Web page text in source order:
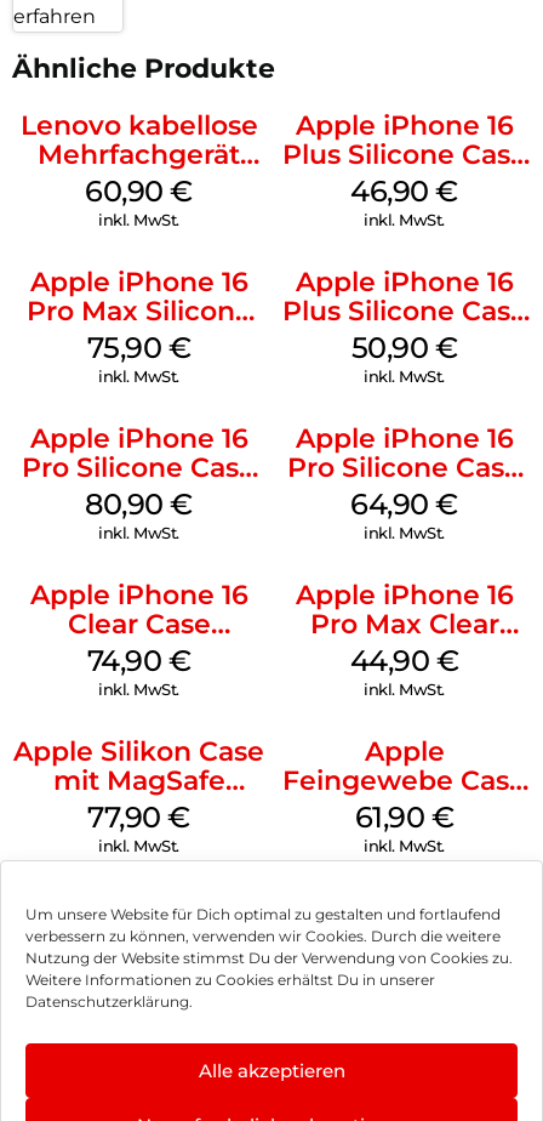
Um unsere Website für Dich optimal zu gestalten und fortlaufend
verbessern zu können, verwenden wir Cookies. Durch die weitere
Nutzung der Website stimmst Du der Verwendung von Cookies zu.
Weitere Informationen zu Cookies erhältst Du in unserer
Datenschutzerklärung.
Alle akzeptieren
erfahren
Ähnliche Produkte
Lenovo kabellose
Mehrfachgerät
Luna Grey
60,90€
inkl. MwSt.
Apple iPhone 16
Plus Silicone Case
MagSafe Stone
Gray
46,90€
inkl. MwSt.
Apple iPhone 16
Pro Max Silicone
Case MagSafe
Stone Gray
75,90 €
inkl. MwSt.
Apple iPhone 16
Plus Silicone Case
MagSafe Lake
Green
50,90 €
inkl. MwSt.
Apple iPhone 16
Pro Silicone Case
MagSafe Stone
Gray
80,90€
inkl. MwSt.
Apple iPhone 16
Pro Silicone Case
MagSafe Denim
64,90€
inkl. MwSt.
Apple iPhone 16
Clear Case
MagSafe
Transparent
74,90 €
inkl. MwSt.
Apple iPhone 16
Pro Max Clear
Case MagSafe
Transparent
44,90 €
inkl. MwSt.
Apple Silikon Case
mit MagSafe
iPhone 14 Pro
(PRODUCT)RED
77,90€
inkl. MwSt.
Apple
Feingewebe Case
iPhone 15 Pro
MagSafe Schwarz
61,90 €
inkl. MwSt.
Impressum